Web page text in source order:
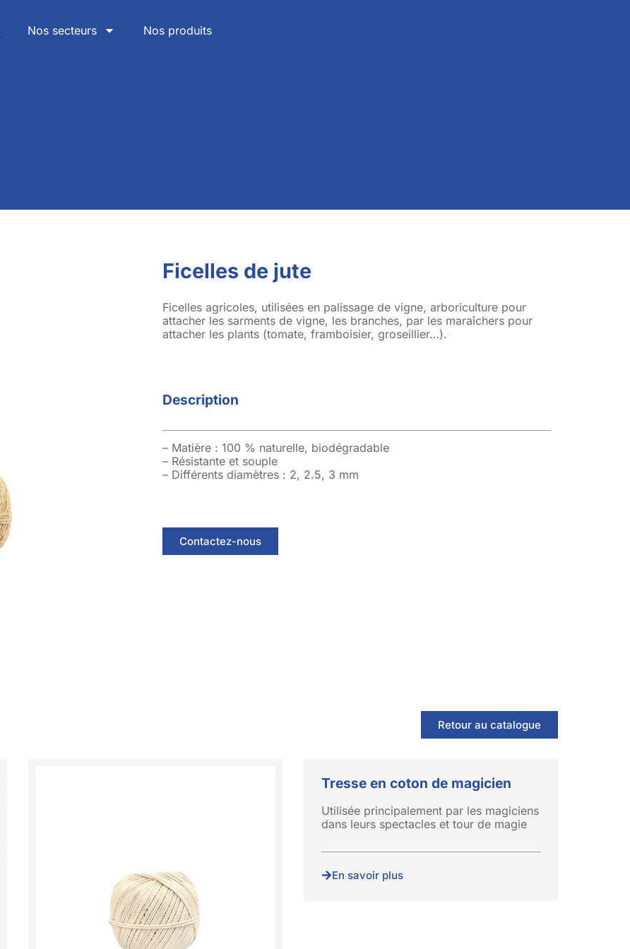
Nos secteurs Nos produits
Ficelles de jute
Ficelles agricoles, utilisées en palissage de vigne, arboriculture pour
attacher les sarments de vigne, les branches, par les maraîchers pour
attacher les plants (tomate, framboisier, groseillier…).
Description
– Matière : 100 % naturelle, biodégradable
– Résistante et souple
– Différents diamètres : 2, 2.5, 3 mm
Contactez-nous
Retour au catalogue
Tresse en coton de magicien
Utilisée principalement par les magiciens
dans leurs spectacles et tour de magie
En savoir plus